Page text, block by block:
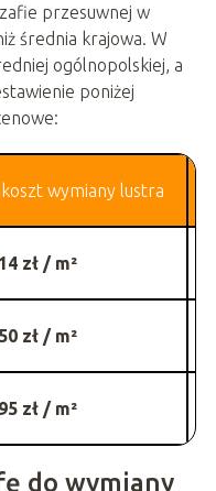
przesuwnej w
średnia krajowa. W
ogólnopolskiej, a
poniżej
wymiany lustra
zł / m²
zł / m²
zł / m²
do wymiany